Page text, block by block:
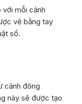
với mỗi cảnh
vẽ bằng tay
số.
cảnh đông
này sẽ được tạo